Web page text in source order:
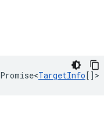
Promise<TargetInfo[] >